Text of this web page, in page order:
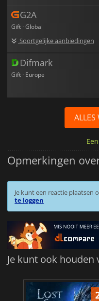
G2A
Gift · Global
Soortgelijke aanbiedingen
Difmark
Gift · Europe
ALLES
Opmerkingen
Je kunt een reactie plaatsen
te loggen
Je kunt ook houden